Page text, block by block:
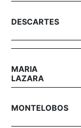
DESCARTES
MARIA
LAZARA
MONTELOBOS